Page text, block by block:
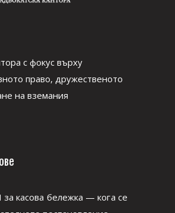
с фокус върху
право, дружественото
на вземания
касова бележка — кога се